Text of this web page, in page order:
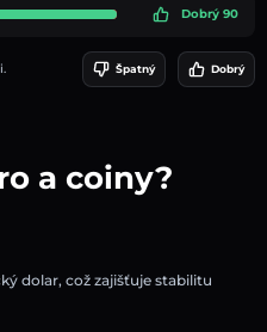
Dobrý 90
Špatný Dobrý
a coiny?
dolar, což zajišťuje stabilitu